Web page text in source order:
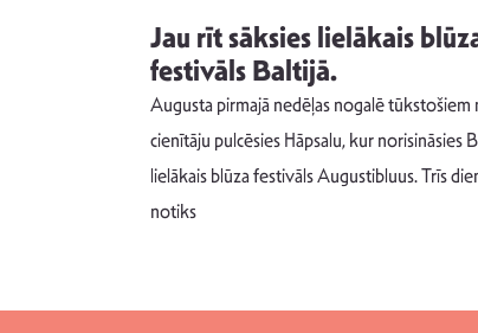
Jau rīt sāksies lielākais
festivāls Baltijā.
Augusta pirmajā nedēļas nogalē tūkstošiem
cienītāju pulcēsies Hāpsalu, kur norisināsies
lielākais blūza festivāls Augustibluus. Trīs
notiks